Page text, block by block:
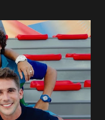
ser o tipo de
a vida. Camila
seria o
lo. Manuel avisa a
com Joana.
suspeitas pelo